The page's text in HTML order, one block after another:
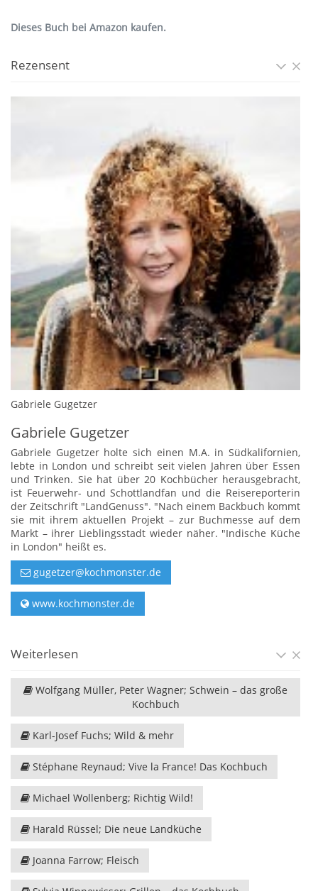
Dieses Buch bei Amazon kaufen.
Rezensent
Gabriele Gugetzer
Gabriele Gugetzer
Gabriele Gugetzer holte sich einen M.A. in Südkalifornien,
lebte in London und schreibt seit vielen Jahren über Essen
und Trinken. Sie hat über 20 Kochbücher herausgebracht,
ist Feuerwehr- und Schottlandfan und die Reisereporterin
der Zeitschrift "LandGenuss". "Nach einem Backbuch kommt
sie mit ihrem aktuellen Projekt – zur Buchmesse auf dem
Markt – ihrer Lieblingsstadt wieder näher. "Indische Küche
in London" heißt es.
gugetzer@kochmonster.de
www.kochmonster.de
Weiterlesen
Wolfgang Müller, Peter Wagner; Schwein – das große
Kochbuch
Karl-Josef Fuchs; Wild & mehr
Stéphane Reynaud; Vive la France! Das Kochbuch
Michael Wollenberg; Richtig Wild!
Harald Rüssel; Die neue Landküche
Joanna Farrow; Fleisch